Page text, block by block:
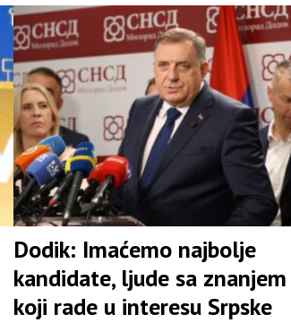
Dodik: Imaćemo najbolje
kandidate, ljude sa znanjem
koji rade u interesu Srpske